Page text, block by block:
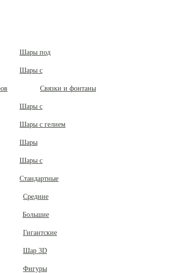
Шары под
Шары с
Связки и фонтаны
Шары с
Шары с гелием
Шары
Шары с
Стандартные
Средние
Большие
Гигантские
Шар 3D
Фигуры